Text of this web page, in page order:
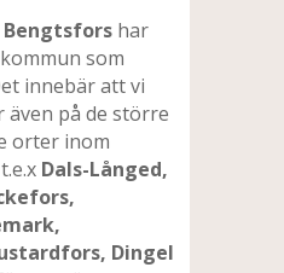
Bengtsfors har
som
innebär att vi
på de större
orter inom
Dals-Långed,
Dingel